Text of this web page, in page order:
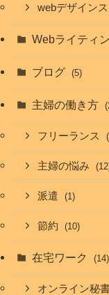
webデザイン
Webライティ
ブログ (5)
主婦の働き方
フリーランス
主婦の悩み
派遣 (1)
節約 (10)
在宅ワーク (14)
オンライン秘